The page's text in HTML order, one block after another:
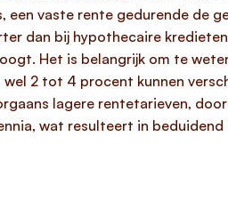
vaste rente gedurende de
dan bij hypothecaire
Het is belangrijk om te
2 tot 4 procent kunnen
lagere rentetarieven,
wat resulteert in beduidend